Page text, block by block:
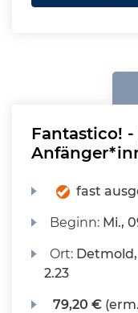
Fantastico!
fast
Beginn: Mi.,
Ort: Detmold,
2.23
79,20 €